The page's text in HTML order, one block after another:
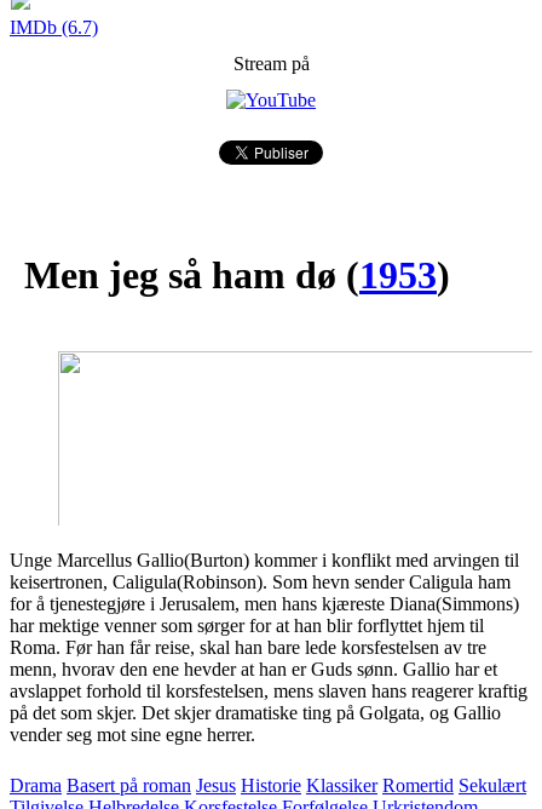
IMDb (6.7)
Stream på
Men jeg så ham dø (1953)
Unge Marcellus Gallio(Burton) kommer i konflikt med arvingen til
keisertronen, Caligula(Robinson). Som hevn sender Caligula ham
for å tjenestegjøre i Jerusalem, men hans kjæreste Diana(Simmons)
har mektige venner som sørger for at han blir forflyttet hjem til
Roma. Før han får reise, skal han bare lede korsfestelsen av tre
menn, hvorav den ene hevder at han er Guds sønn. Gallio har et
avslappet forhold til korsfestelsen, mens slaven hans reagerer kraftig
på det som skjer. Det skjer dramatiske ting på Golgata, og Gallio
vender seg mot sine egne herrer.
Drama Basert på roman Jesus Historie Klassiker Romertid Sekulært